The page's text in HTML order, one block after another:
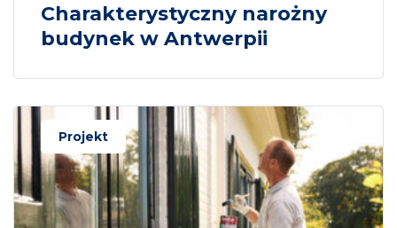
Charakterystyczny narożny
budynek w Antwerpii
Projekt